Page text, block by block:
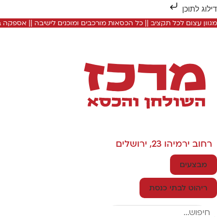
דילוג לתוכן
מגוון עצום לכל תקציב || כל הכסאות מורכבים ומוכנים לישיבה ||
רחוב ירמיהו 23, ירושלים
מבצעים
ריהוט לבתי כנסת
Search